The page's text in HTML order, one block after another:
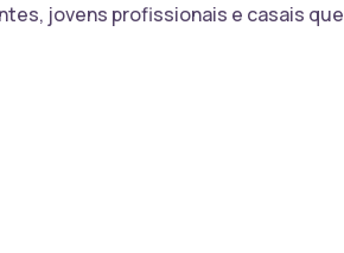
jovens profissionais e casais que